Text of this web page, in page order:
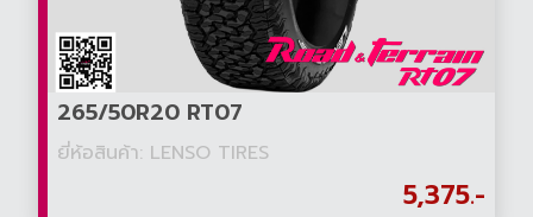
265/50R20 RT07
ยี่ห้อสินค้า: LENSO TIRES
5,375.-